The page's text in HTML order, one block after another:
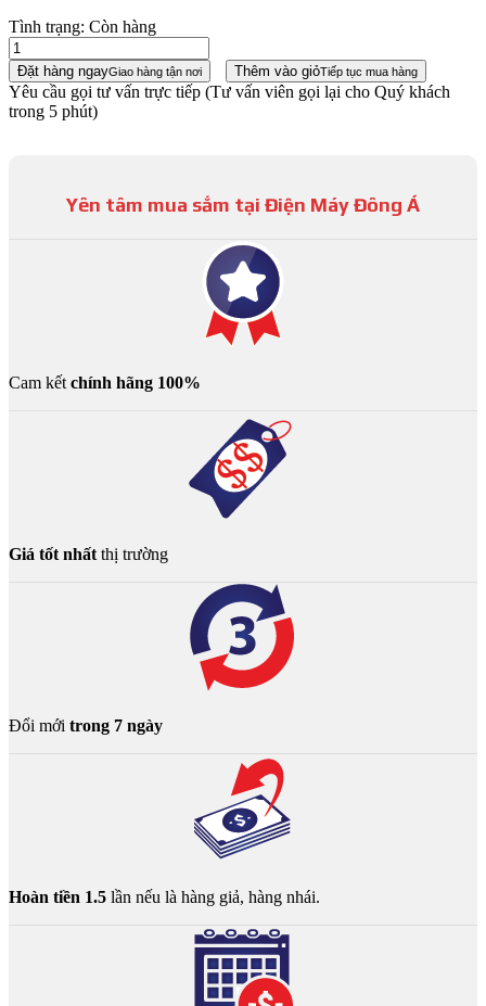
Tình trạng: Còn hàng
Đặt hàng ngayGiao hàng tận nơi Thêm vào giỏTiếp tục mua hàng
Yêu cầu gọi tư vấn trực tiếp (Tư vấn viên gọi lại cho Quý khách
trong 5 phút)
Yên tâm mua sắm tại Điện Máy Đông Á
Cam kết chính hãng 100%
Giá tốt nhất thị trường
Đổi mới trong 7 ngày
Hoàn tiền 1.5 lần nếu là hàng giả, hàng nhái.